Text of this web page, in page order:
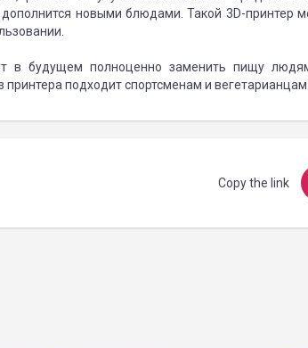
дополнится новыми блюдами. Такой 3D-принтер
в будущем полноценно заменить пищу
подходит спортсменам и вегетарианцам.
Copy the link